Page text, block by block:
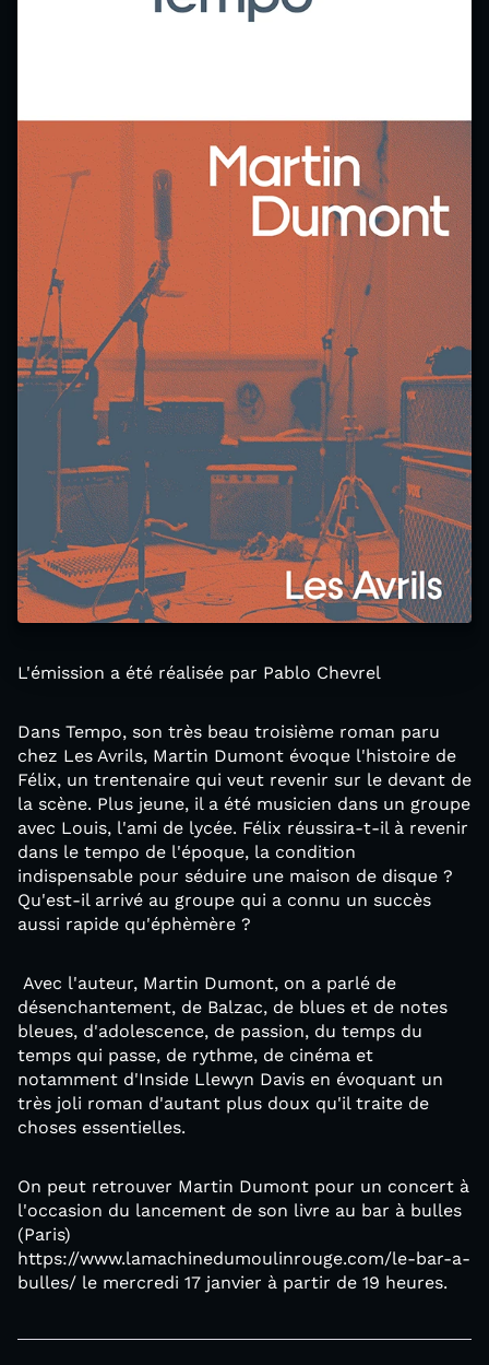
L'émission a été réalisée par Pablo Chevrel
Dans Tempo, son très beau troisième roman paru
chez Les Avrils, Martin Dumont évoque l'histoire de
Félix, un trentenaire qui veut revenir sur le devant de
la scène. Plus jeune, il a été musicien dans un groupe
avec Louis, l'ami de lycée. Félix réussira-t-il à revenir
dans le tempo de l'époque, la condition
indispensable pour séduire une maison de disque ?
Qu'est-il arrivé au groupe qui a connu un succès
aussi rapide qu'éphèmère ?
Avec l'auteur, Martin Dumont, on a parlé de
désenchantement, de Balzac, de blues et de notes
bleues, d'adolescence, de passion, du temps du
temps qui passe, de rythme, de cinéma et
notamment d'Inside Llewyn Davis en évoquant un
très joli roman d'autant plus doux qu'il traite de
choses essentielles.
On peut retrouver Martin Dumont pour un concert à
l'occasion du lancement de son livre au bar à bulles
(Paris)
https://www.lamachinedumoulinrouge.com/le-bar-a-
bulles/ le mercredi 17 janvier à partir de 19 heures.